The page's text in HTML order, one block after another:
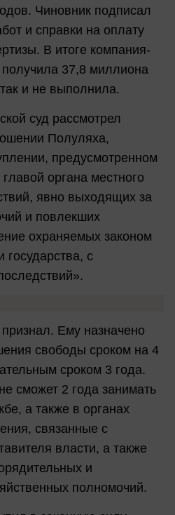
Чиновник подписал
и справки на оплату
В итоге компания-
получила 37,8 миллиона
и не выполнила.
суд рассмотрел
Полуляха,
предусмотренном
органа местного
явно выходящих за
и повлекших
охраняемых законом
государства, с
Ему назначено
свободы сроком на 4
сроком 3 года.
сможет 2 года занимать
а также в органах
связанные с
власти, а также
и
полномочий.